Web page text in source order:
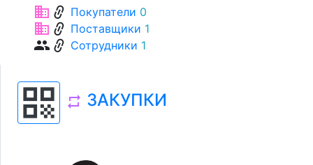
businesslink Покупатели 0
businesslink Поставщики 1
grouplink Сотрудники 1
qr_code repeat ЗАКУПКИ